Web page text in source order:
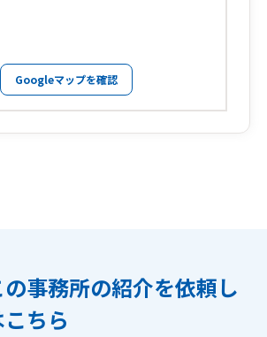
Googleマップを確認
事務所の紹介を依頼し
ちら